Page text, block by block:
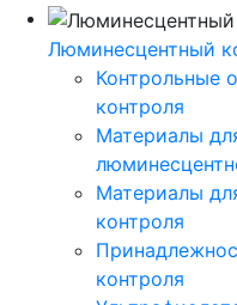
Люминесцентный
Контрольные
контроля
Материалы
Материалы
контроля
контроля